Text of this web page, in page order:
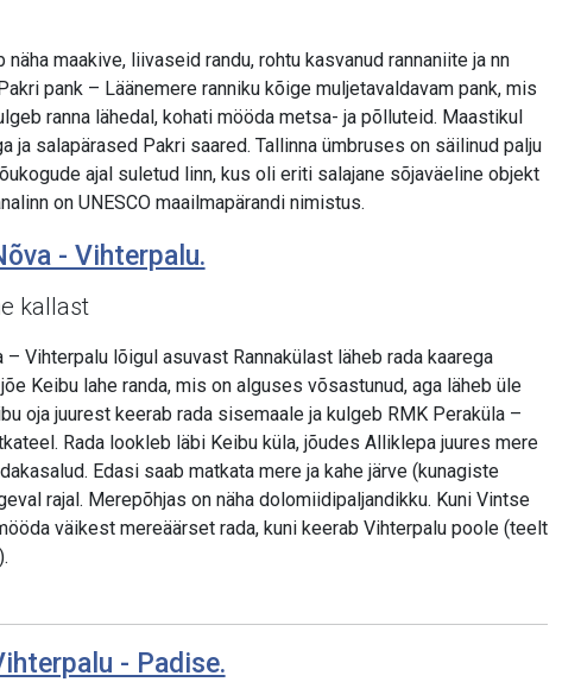
maakive, liivaseid randu, rohtu kasvanud rannaniite ja nn
pank – Läänemere ranniku kõige muljetavaldavam pank, mis
ranna lähedal, kohati mööda metsa- ja põlluteid. Maastikul
ja salapärased Pakri saared. Tallinna ümbruses on säilinud palju
ajal suletud linn, kus oli eriti salajane sõjaväeline objekt
on UNESCO maailmapärandi nimistus.
- Vihterpalu.
kallast
– Vihterpalu lõigul asuvast Rannakülast läheb rada kaarega
Keibu lahe randa, mis on alguses võsastunud, aga läheb üle
oja juurest keerab rada sisemaale ja kulgeb RMK Peraküla –
Rada lookleb läbi Keibu küla, jõudes Alliklepa juures mere
Edasi saab matkata mere ja kahe järve (kunagiste
rajal. Merepõhjas on näha dolomiidipaljandikku. Kuni Vintse
väikest mereäärset rada, kuni keerab Vihterpalu poole (teelt
- Padise.